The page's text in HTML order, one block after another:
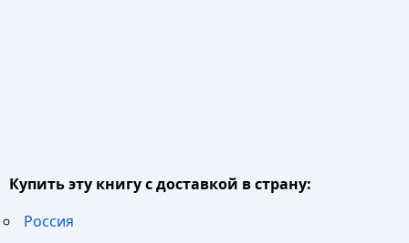
Купить эту книгу с доставкой в страну:
Россия